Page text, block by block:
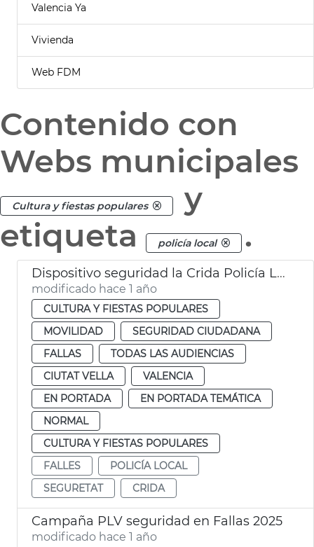
Valencia Ya
Vivienda
Web FDM
Contenido con
Webs municipales
Cultura y fiestas populares
y
etiqueta
policía local .
Dispositivo seguridad la Crida Policía Local València
modificado hace 1 año
CULTURA Y FIESTAS POPULARES
MOVILIDAD
SEGURIDAD CIUDADANA
FALLAS
TODAS LAS AUDIENCIAS
CIUTAT VELLA
VALENCIA
EN PORTADA
EN PORTADA TEMÁTICA
NORMAL
CULTURA Y FIESTAS POPULARES
FALLES
POLICÍA LOCAL
SEGURETAT
CRIDA
Campaña PLV seguridad en Fallas 2025
modificado hace 1 año